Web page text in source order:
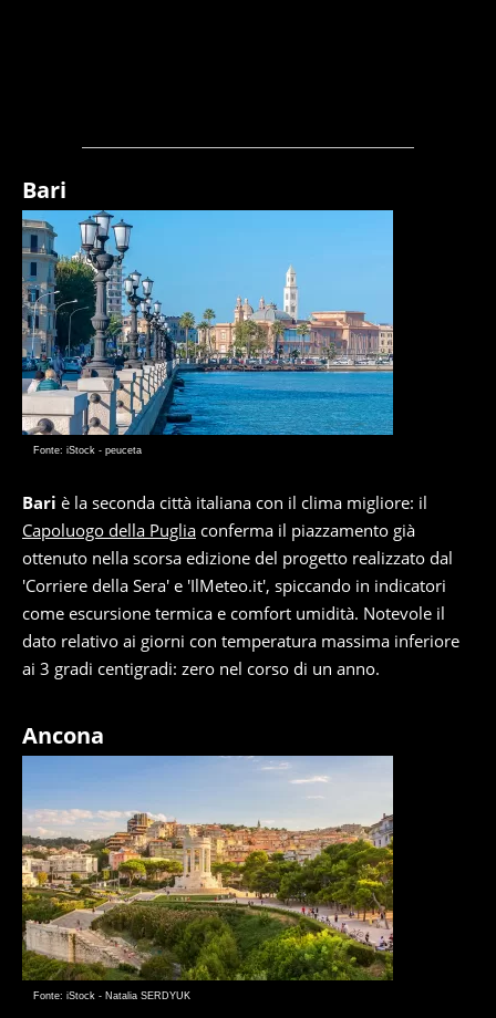
Bari
Fonte: iStock - peuceta
Bari è la seconda città italiana con il clima migliore: il
Capoluogo della Puglia conferma il piazzamento già
ottenuto nella scorsa edizione del progetto realizzato dal
'Corriere della Sera' e 'IlMeteo.it', spiccando in indicatori
come escursione termica e comfort umidità. Notevole il
dato relativo ai giorni con temperatura massima inferiore
ai 3 gradi centigradi: zero nel corso di un anno.
Ancona
Fonte: iStock - Natalia SERDYUK